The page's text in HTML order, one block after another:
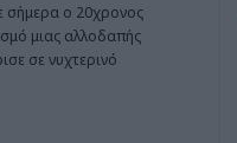
σήμερα ο 20χρονος
μιας αλλοδαπής
σε νυχτερινό